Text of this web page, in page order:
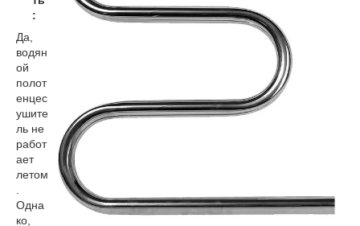
:
Да,
водян
ой
полот
енцес
ушите
ль не
работ
ает
летом
Одна
ко,